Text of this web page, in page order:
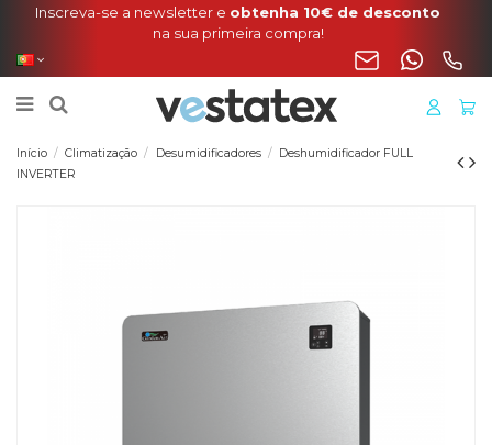
Inscreva-se a newsletter e obtenha 10€ de desconto
na sua primeira compra!
Início Climatização Desumidificadores
Deshumidificador FULL
INVERTER